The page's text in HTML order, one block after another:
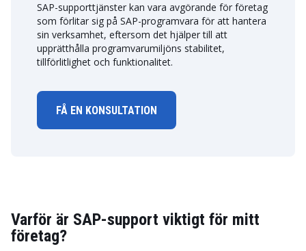
SAP-supporttjänster kan vara avgörande för företag
som förlitar sig på SAP-programvara för att hantera
sin verksamhet, eftersom det hjälper till att
upprätthålla programvarumiljöns stabilitet,
tillförlitlighet och funktionalitet.
FÅ EN KONSULTATION
Varför är SAP-support viktigt för mitt
företag?